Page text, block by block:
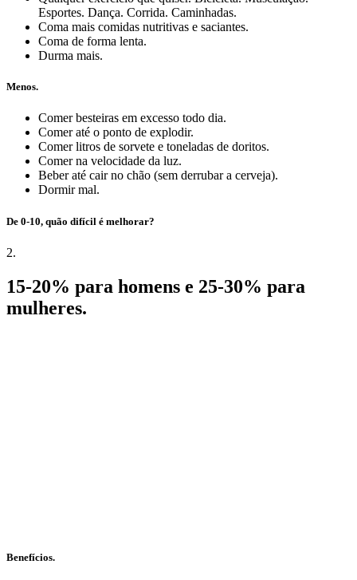
Esportes. Dança. Corrida. Caminhadas.
Coma mais comidas nutritivas e saciantes.
Coma de forma lenta.
Durma mais.
Menos.
Comer besteiras em excesso todo dia.
Comer até o ponto de explodir.
Comer litros de sorvete e toneladas de doritos.
Comer na velocidade da luz.
Beber até cair no chão (sem derrubar a cerveja).
Dormir mal.
De 0-10, quão difícil é melhorar?
2.
15-20% para homens e 25-30% para
mulheres.
Benefícios.